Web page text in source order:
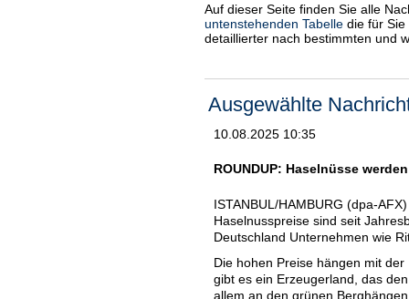
Auf dieser Seite finden Sie alle
untenstehenden Tabelle die für
detaillierter nach bestimmten und
Ausgewählte
10.08.2025 10:35
ROUNDUP: Haselnüsse
ISTANBUL/HAMBURG (dpa-
Haselnusspreise sind seit
Deutschland Unternehmen wie
Die hohen Preise hängen mit
gibt es ein Erzeugerland, das
allem an den grünen